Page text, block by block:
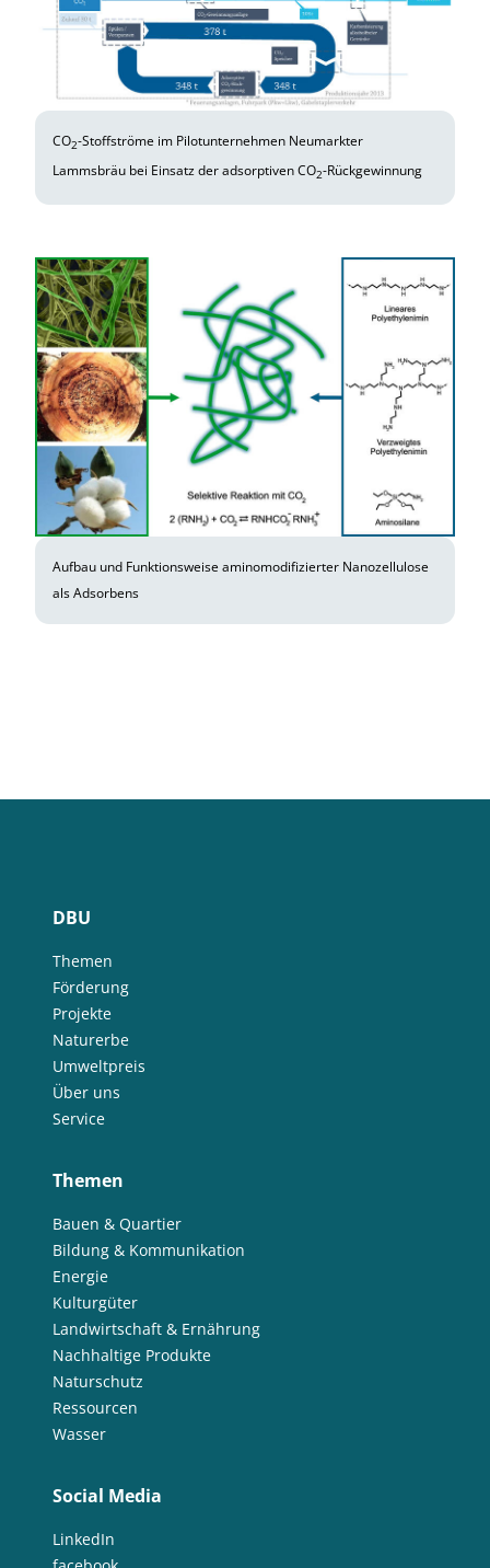
CO2-Stoffströme im Pilotunternehmen Neumarkter
Lammsbräu bei Einsatz der adsorptiven CO2-Rückgewinnung
Aufbau und Funktionsweise aminomodifizierter Nanozellulose
als Adsorbens
DBU
Themen
Förderung
Projekte
Naturerbe
Umweltpreis
Über uns
Service
Themen
Bauen & Quartier
Bildung & Kommunikation
Energie
Kulturgüter
Landwirtschaft & Ernährung
Nachhaltige Produkte
Naturschutz
Ressourcen
Wasser
Social Media
LinkedIn